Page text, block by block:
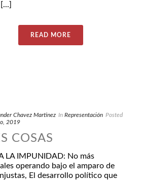
READ MORE
Chavez Martinez In Representación Posted
2019
COSAS
LA IMPUNIDAD: No más
operando bajo el amparo de
El desarrollo político que